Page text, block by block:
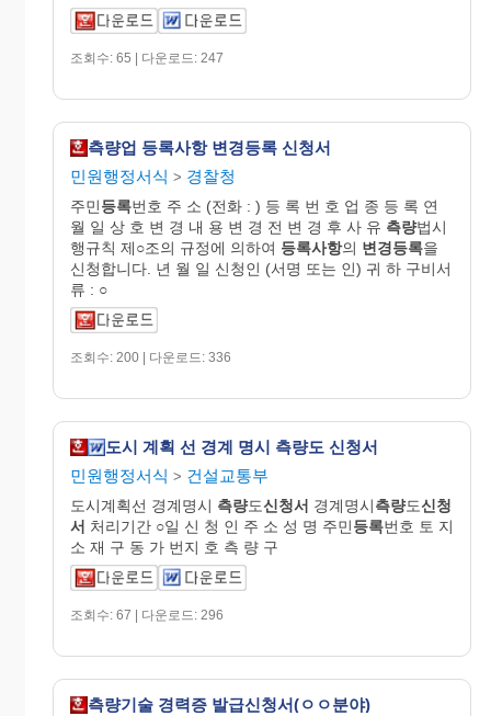
조회수: 65 | 다운로드: 247
측량업 등록사항 변경등록 신청서
민원행정서식 > 경찰청
주민등록번호 주 소 (전화 : ) 등 록 번 호 업 종 등 록 연
월 일 상 호 변 경 내 용 변 경 전 변 경 후 사 유 측량법시
행규칙 제○조의 규정에 의하여 등록사항의 변경등록을
신청합니다. 년 월 일 신청인 (서명 또는 인) 귀 하 구비서
류 : ○
조회수: 200 | 다운로드: 336
도시 계획 선 경계 명시 측량도 신청서
민원행정서식 > 건설교통부
도시계획선 경계명시 측량도신청서 경계명시측량도신청
서 처리기간 ○일 신 청 인 주 소 성 명 주민등록번호 토 지
소 재 구 동 가 번지 호 측 량 구
조회수: 67 | 다운로드: 296
측량기술 경력증 발급신청서(ㅇㅇ분야)